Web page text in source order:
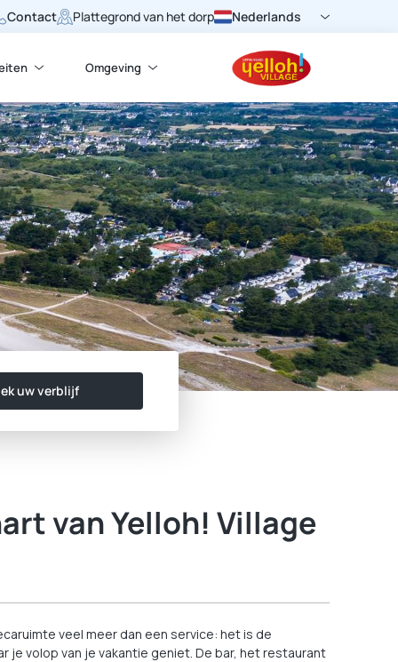
Contact Plattegrond van het dorp Nederlands
Omgeving
uw verblijf
van Yelloh! Village
veel meer dan een service: het is de
je volop van je vakantie geniet. De bar, het restaurant